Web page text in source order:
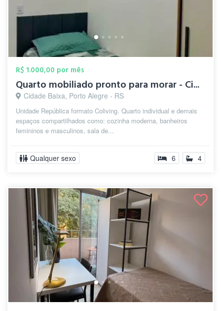
R$ 1.000,00 por mês
Quarto mobiliado pronto para morar - Ci...
Cidade Baixa, Porto Alegre - RS
Unidade República formato Coliving. Quarto individual e demais
espaços compartilhados como: cozinha moderna, banheiros
femininos e masculinos, sala de...
Qualquer sexo 6 4